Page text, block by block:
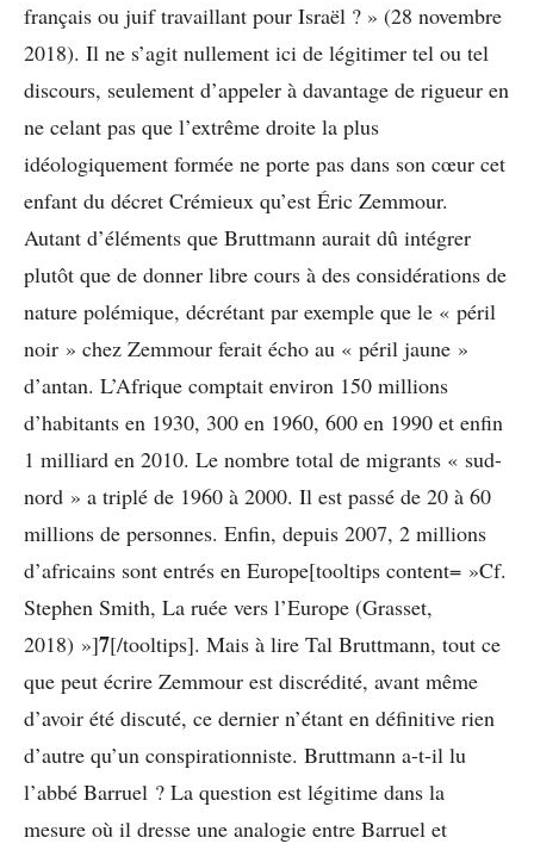
français ou juif travaillant pour Israël ? » (28 novembre
2018). Il ne s’agit nullement ici de légitimer tel ou tel
discours, seulement d’appeler à davantage de rigueur en
ne celant pas que l’extrême droite la plus
idéologiquement formée ne porte pas dans son cœur cet
enfant du décret Crémieux qu’est Éric Zemmour.
Autant d’éléments que Bruttmann aurait dû intégrer
plutôt que de donner libre cours à des considérations de
nature polémique, décrétant par exemple que le « péril
noir » chez Zemmour ferait écho au « péril jaune »
d’antan. L’Afrique comptait environ 150 millions
d’habitants en 1930, 300 en 1960, 600 en 1990 et enfin
1 milliard en 2010. Le nombre total de migrants « sud-
nord » a triplé de 1960 à 2000. Il est passé de 20 à 60
millions de personnes. Enfin, depuis 2007, 2 millions
d’africains sont entrés en Europe[tooltips content= »Cf.
Stephen Smith, La ruée vers l’Europe (Grasset,
2018) »]7[/tooltips]. Mais à lire Tal Bruttmann, tout ce
que peut écrire Zemmour est discrédité, avant même
d’avoir été discuté, ce dernier n’étant en définitive rien
d’autre qu’un conspirationniste. Bruttmann a-t-il lu
l’abbé Barruel ? La question est légitime dans la
mesure où il dresse une analogie entre Barruel et